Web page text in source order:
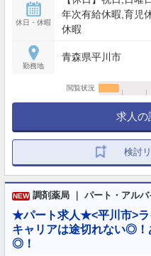
休日・休暇
年次有給休暇,育児
休暇
勤務地
青森県平川市
閲覧状況
求人の
検討
NEW 調剤薬局 ｜ パート・アルバ
★パート求人★<平川市>ラ
キャリアは途切れない◎！
◎！